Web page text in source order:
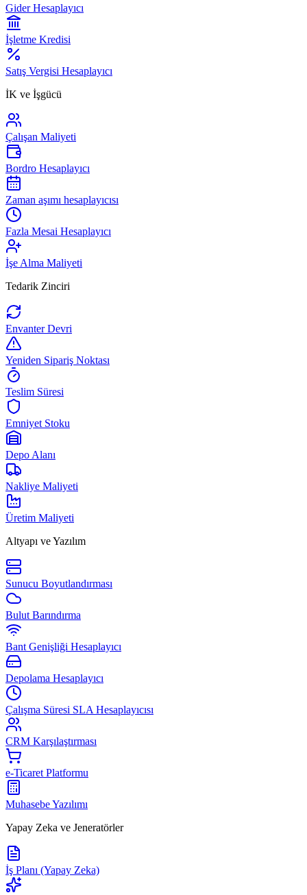
Gider Hesaplayıcı
İşletme Kredisi
Satış Vergisi Hesaplayıcı
İK ve İşgücü
Çalışan Maliyeti
Bordro Hesaplayıcı
Zaman aşımı hesaplayıcısı
Fazla Mesai Hesaplayıcı
İşe Alma Maliyeti
Tedarik Zinciri
Envanter Devri
Yeniden Sipariş Noktası
Teslim Süresi
Emniyet Stoku
Depo Alanı
Nakliye Maliyeti
Üretim Maliyeti
Altyapı ve Yazılım
Sunucu Boyutlandırması
Bulut Barındırma
Bant Genişliği Hesaplayıcı
Depolama Hesaplayıcı
Çalışma Süresi SLA Hesaplayıcısı
CRM Karşılaştırması
e-Ticaret Platformu
Muhasebe Yazılımı
Yapay Zeka ve Jeneratörler
İş Planı (Yapay Zeka)